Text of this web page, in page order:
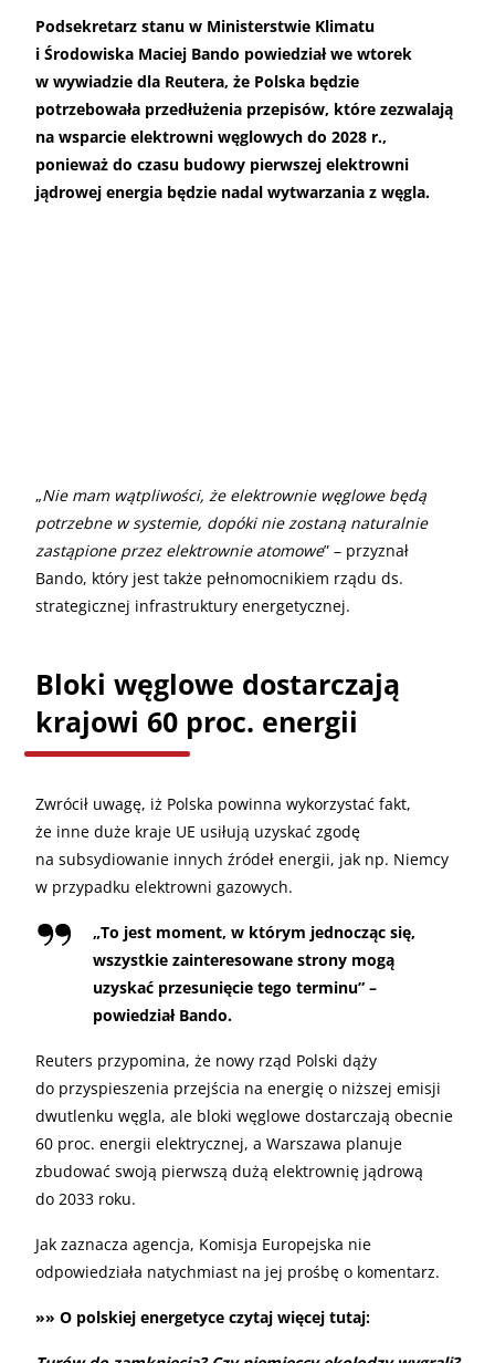
Podsekretarz stanu w Ministerstwie Klimatu
i Środowiska Maciej Bando powiedział we wtorek
w wywiadzie dla Reutera, że Polska będzie
potrzebowała przedłużenia przepisów, które zezwalają
na wsparcie elektrowni węglowych do 2028 r.,
ponieważ do czasu budowy pierwszej elektrowni
jądrowej energia będzie nadal wytwarzania z węgla.
„Nie mam wątpliwości, że elektrownie węglowe będą
potrzebne w systemie, dopóki nie zostaną naturalnie
zastąpione przez elektrownie atomowe” – przyznał
Bando, który jest także pełnomocnikiem rządu ds.
strategicznej infrastruktury energetycznej.
Bloki węglowe dostarczają
krajowi 60 proc. energii
Zwrócił uwagę, iż Polska powinna wykorzystać fakt,
że inne duże kraje UE usiłują uzyskać zgodę
na subsydiowanie innych źródeł energii, jak np. Niemcy
w przypadku elektrowni gazowych.
„To jest moment, w którym jednocząc się,
wszystkie zainteresowane strony mogą
uzyskać przesunięcie tego terminu” –
powiedział Bando.
Reuters przypomina, że nowy rząd Polski dąży
do przyspieszenia przejścia na energię o niższej emisji
dwutlenku węgla, ale bloki węglowe dostarczają obecnie
60 proc. energii elektrycznej, a Warszawa planuje
zbudować swoją pierwszą dużą elektrownię jądrową
do 2033 roku.
Jak zaznacza agencja, Komisja Europejska nie
odpowiedziała natychmiast na jej prośbę o komentarz.
»» O polskiej energetyce czytaj więcej tutaj: